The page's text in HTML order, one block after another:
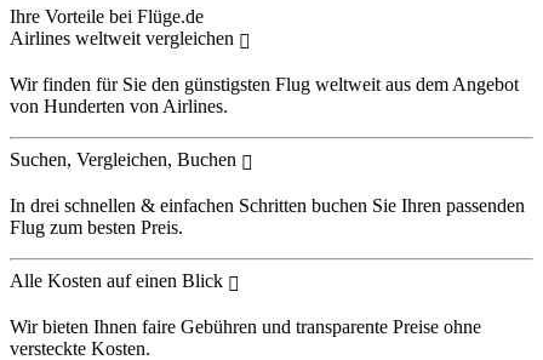
Ihre Vorteile bei Flüge.de
Airlines weltweit vergleichen
Wir finden für Sie den günstigsten Flug weltweit aus dem Angebot
von Hunderten von Airlines.
Suchen, Vergleichen, Buchen
In drei schnellen & einfachen Schritten buchen Sie Ihren passenden
Flug zum besten Preis.
Alle Kosten auf einen Blick
Wir bieten Ihnen faire Gebühren und transparente Preise ohne
versteckte Kosten.